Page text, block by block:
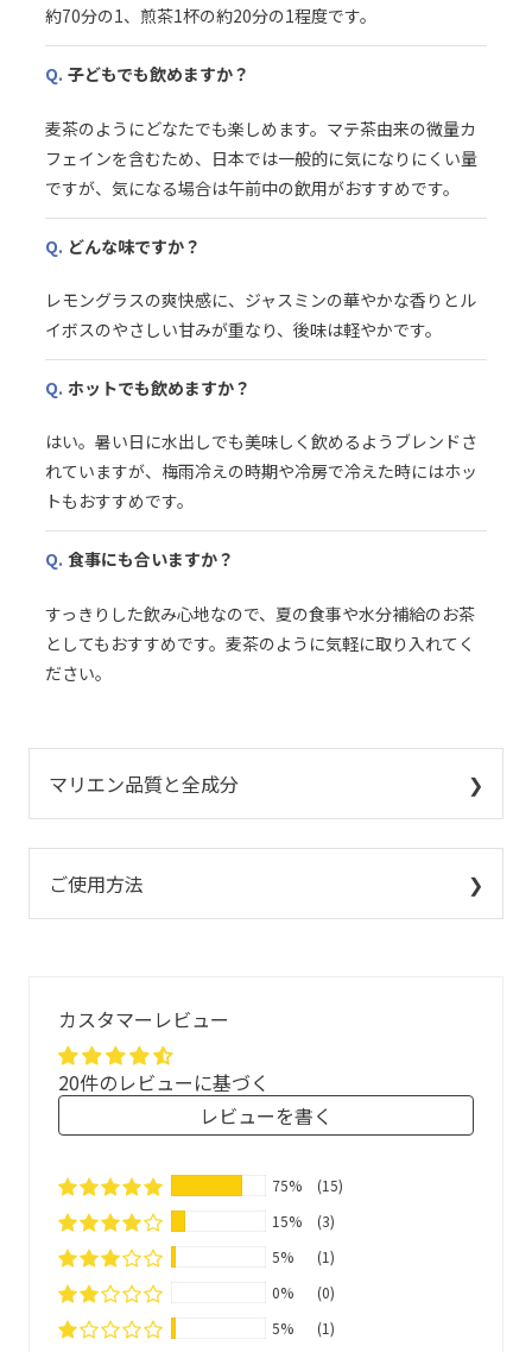
約70分の1、煎茶1杯の約20分の1程度です。
Q. 子どもでも飲めますか？
麦茶のようにどなたでも楽しめます。マテ茶由来の微量カ
フェインを含むため、日本では一般的に気になりにくい量
ですが、気になる場合は午前中の飲用がおすすめです。
Q. どんな味ですか？
レモングラスの爽快感に、ジャスミンの華やかな香りとル
イボスのやさしい甘みが重なり、後味は軽やかです。
Q. ホットでも飲めますか？
はい。暑い日に水出しでも美味しく飲めるようブレンドさ
れていますが、梅雨冷えの時期や冷房で冷えた時にはホッ
トもおすすめです。
Q. 食事にも合いますか？
すっきりした飲み心地なので、夏の食事や水分補給のお茶
としてもおすすめです。麦茶のように気軽に取り入れてく
ださい。
マリエン品質と全成分
ネトル
ハーブブレンドティー
格であるPTA(薬学技術アシスタント)と自然療法師が開発、
食品として販売しています。
無酸素、かつ窒素で満たされた環境で紫外線をカットする
アルミ袋に充填しています。
厳格な基準を遵守し、徹底した管理のもとできる限り手作
ご使用方法
1 ティーバッグ
約95℃のお湯
約5~10分蓋をして蒸らします
カスタマーレビュー
20件のレビューに基づく
レビューを書く
75%
(15)
15%
(3)
5%
(1)
0%
(0)
5%
(1)